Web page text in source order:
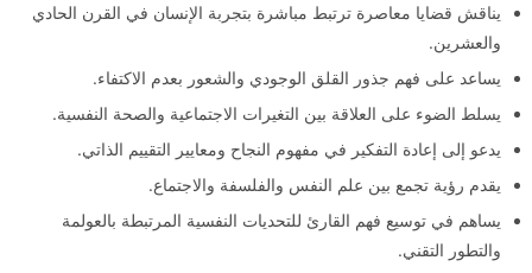
يناقش قضايا معاصرة ترتبط مباشرة بتجربة الإنسان في القرن الحادي
والعشرين.
يساعد على فهم جذور القلق الوجودي والشعور بعدم الاكتفاء.
يسلط الضوء على العلاقة بين التغيرات الاجتماعية والصحة النفسية.
يدعو إلى إعادة التفكير في مفهوم النجاح ومعايير التقييم الذاتي.
يقدم رؤية تجمع بين علم النفس والفلسفة والاجتماع.
يساهم في توسيع فهم القارئ للتحديات النفسية المرتبطة بالعولمة
والتطور التقني.